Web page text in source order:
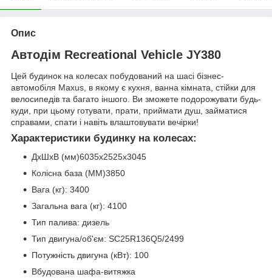
Опис
Автодім Recreational Vehicle JY380
Цей будинок на колесах побудований на шасі бізнес-
автомобіля Maxus, в якому є кухня, ванна кімната, стійки для
велосипедів та багато іншого. Ви зможете подорожувати будь-
куди, при цьому готувати, прати, приймати душ, займатися
справами, спати і навіть влаштовувати вечірки!
Характеристики будинку на колесах:
ДхШхВ (мм)6035х2525х3045
Колісна база (ММ)3850
Вага (кг): 3400
Загальна вага (кг): 4100
Тип палива: дизель
Тип двигуна/об'єм: SC25R136Q5/2499
Потужність двигуна (кВт): 100
Вбудована шафа-витяжка